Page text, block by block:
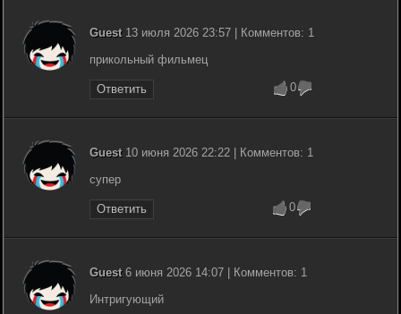
Guest13 июля 2026 23:57 | Комментов: 1
прикольный фильмец
Ответить 0
Guest10 июня 2026 22:22 | Комментов: 1
супер
Ответить 0
Guest6 июня 2026 14:07 | Комментов: 1
Интригующий